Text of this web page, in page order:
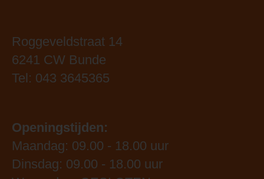
Roggeveldstraat 14
6241 CW Bunde
Tel: 043 3645365
Openingstijden:
Maandag: 09.00 - 18.00 uur
Dinsdag: 09.00 - 18.00 uur